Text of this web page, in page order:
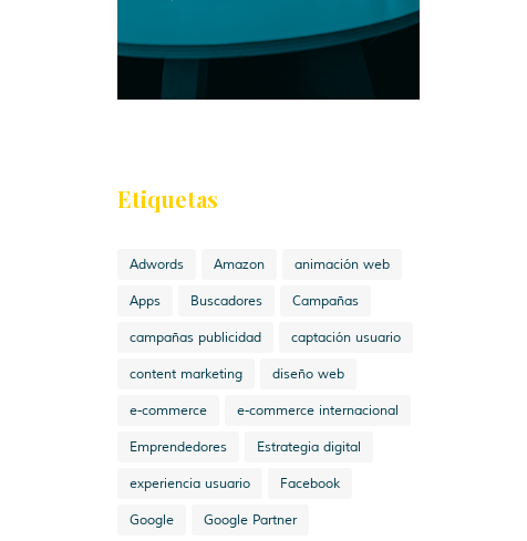
Etiquetas
Adwords Amazon animación web
Apps Buscadores Campañas
campañas publicidad captación usuario
content marketing diseño web
e-commerce e-commerce internacional
Emprendedores Estrategia digital
experiencia usuario Facebook
Google Google Partner